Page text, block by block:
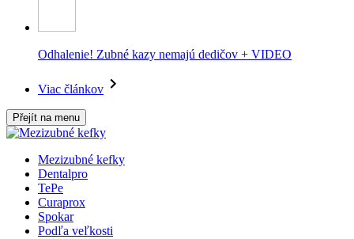
Odhalenie! Zubné kazy nemajú dedičov + VIDEO
Viac článkov
Přejít na menu
Mezizubné kefky
Dentalpro
TePe
Curaprox
Spokar
Podľa veľkosti